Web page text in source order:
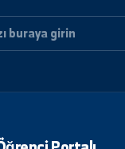
next_circular
اعلان مناقصة داخلية في جامعة الفرات...